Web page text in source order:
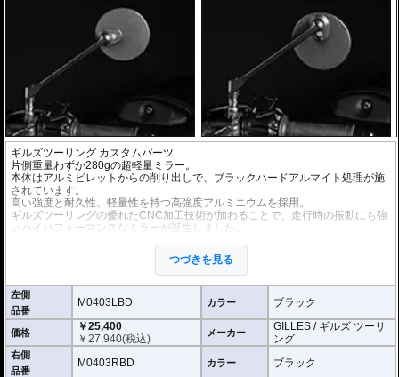
ギルズツーリング カスタムパーツ
片側重量わずか280gの超軽量ミラー。
本体はアルミビレットからの削り出しで、ブラックハードアルマイト処理が施
されています。
高い強度と耐久性、軽量性を持つ高強度アルミニウムを採用。
ギルズツーリングの優れたCNC加工技術が加わることで、走行時の振動にも強
いハイパフォーマンスなミラーが誕生しました。
付属アダプターは汎用性が高く、多くの車種にご利用いただけます。
※車検対応
※左右別売
※商品は汎用品です。
(取付確認がされているものは下記の適合検索で適合品番をご確認いただけま
す。)
つづきを見る
左側
品番
M0403LBD カラー ブラック
価格
￥25,400
￥27,940(税込) メーカー
GILLES / ギルズ ツーリ
ング
右側
品番
M0403RBD カラー ブラック